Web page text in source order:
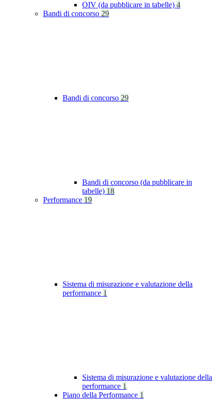
OIV (da pubblicare in tabelle) 4
Bandi di concorso 29
Bandi di concorso 29
Bandi di concorso (da pubblicare in
tabelle) 18
Performance 19
Sistema di misurazione e valutazione della
performance 1
Sistema di misurazione e valutazione della
performance 1
Piano della Performance 1